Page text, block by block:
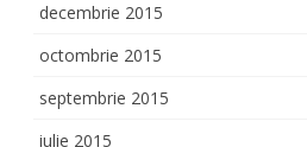
decembrie 2015
octombrie 2015
septembrie 2015
iulie 2015